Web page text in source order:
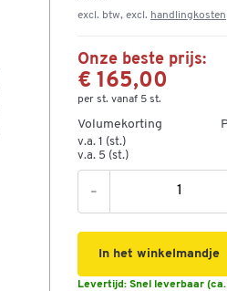
excl. btw, excl. handlingkosten
Onze beste prijs:
€ 165,00
per st. vanaf 5 st.
Volumekorting
v.a. 1 (st.)
v.a. 5 (st.)
-
In het winkelmandje
Levertijd: Snel leverbaar